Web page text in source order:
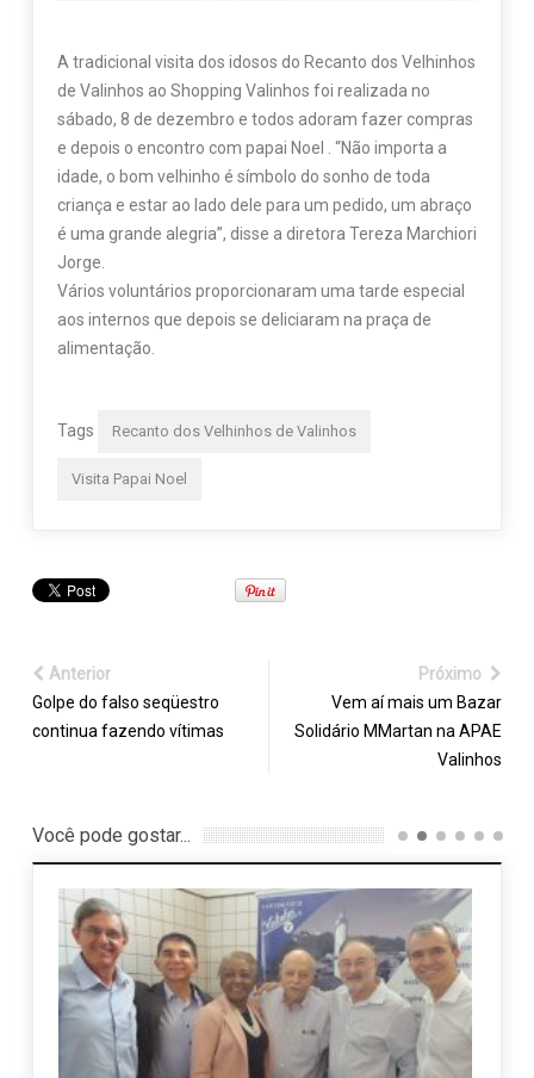
A tradicional visita dos idosos do Recanto dos Velhinhos
de Valinhos ao Shopping Valinhos foi realizada no
sábado, 8 de dezembro e todos adoram fazer compras
e depois o encontro com papai Noel . “Não importa a
idade, o bom velhinho é símbolo do sonho de toda
criança e estar ao lado dele para um pedido, um abraço
é uma grande alegria”, disse a diretora Tereza Marchiori
Jorge.
Vários voluntários proporcionaram uma tarde especial
aos internos que depois se deliciaram na praça de
alimentação.
Tags Recanto dos Velhinhos de Valinhos
Visita Papai Noel
Anterior
Golpe do falso seqüestro
continua fazendo vítimas
Próximo
Vem aí mais um Bazar
Solidário MMartan na APAE
Valinhos
Você pode gostar...